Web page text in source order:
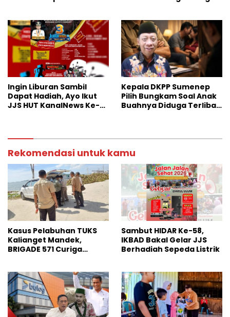
Ingin Liburan Sambil
Dapat Hadiah, Ayo Ikut
JJS HUT KanalNews Ke-3
Kepala DKPP Sumenep
Pilih Bungkam Soal Anak
Buahnya Diduga Terlibat
Rekomendasi untuk kamu
Kasus Pelabuhan TUKS
Kalianget Mandek,
BRIGADE 571 Curiga
Sambut HIDAR Ke-58,
IKBAD Bakal Gelar JJS
Berhadiah Sepeda Listrik